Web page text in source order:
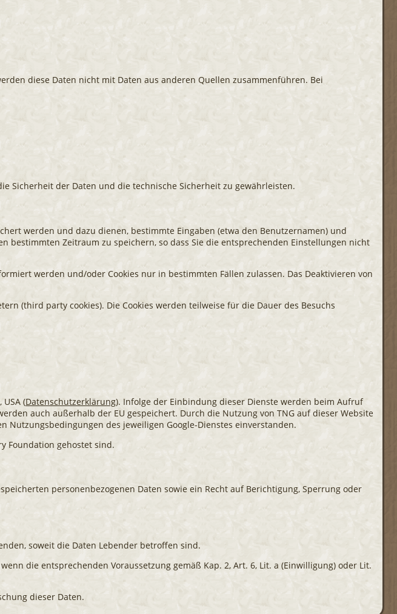
diese Daten nicht mit Daten aus anderen Quellen zusammenführen. Bei
Sicherheit der Daten und die technische Sicherheit zu gewährleisten.
werden und dazu dienen, bestimmte Eingaben (etwa den Benutzernamen) und
bestimmten Zeitraum zu speichern, so dass Sie die entsprechenden Einstellungen nicht
werden und/oder Cookies nur in bestimmten Fällen zulassen. Das Deaktivieren von
(third party cookies). Die Cookies werden teilweise für die Dauer des Besuchs
(Datenschutzerklärung). Infolge der Einbindung dieser Dienste werden beim Aufruf
auch außerhalb der EU gespeichert. Durch die Nutzung von TNG auf dieser Website
des jeweiligen Google-Dienstes einverstanden.
Foundation gehostet sind.
personenbezogenen Daten sowie ein Recht auf Berichtigung, Sperrung oder
soweit die Daten Lebender betroffen sind.
die entsprechenden Voraussetzung gemäß Kap. 2, Art. 6, Lit. a (Einwilligung) oder Lit.
dieser Daten.